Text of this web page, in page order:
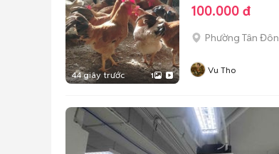
44 giây trước 1
100.000 đ
Phường Tân
Vu Tho